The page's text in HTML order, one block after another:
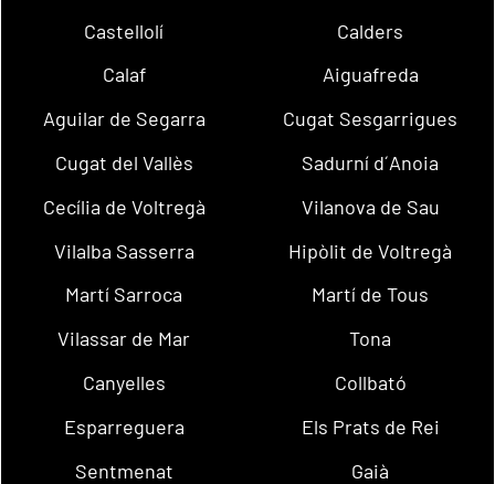
Castellolí
Calders
Calaf
Aiguafreda
Aguilar de Segarra
Cugat Sesgarrigues
Cugat del Vallès
Sadurní d´Anoia
Cecília de Voltregà
Vilanova de Sau
Vilalba Sasserra
Hipòlit de Voltregà
Martí Sarroca
Martí de Tous
Vilassar de Mar
Tona
Canyelles
Collbató
Esparreguera
Els Prats de Rei
Sentmenat
Gaià